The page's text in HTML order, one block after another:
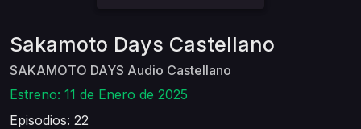
Sakamoto Days Castellano
SAKAMOTO DAYS Audio Castellano
Estreno: 11 de Enero de 2025
Episodios: 22